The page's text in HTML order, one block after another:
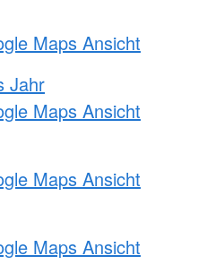
Maps Ansicht
Jahr
Maps Ansicht
Maps Ansicht
Maps Ansicht